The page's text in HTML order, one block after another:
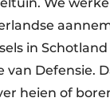
in
van Defensie.
heien of